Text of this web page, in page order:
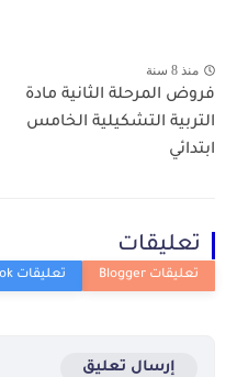
منذ 8 سنة
فروض المرحلة الثانية مادة
التربية التشكيلية الخامس
ابتدائي
تعليقات
إرسال تعليق